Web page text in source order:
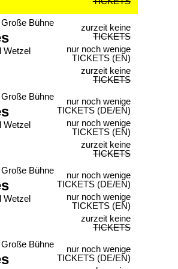
Große Bühne
Wetzel
zurzeit keine
TICKETS
nur noch wenige
TICKETS (EN)
zurzeit keine
TICKETS
Große Bühne
Wetzel
nur noch wenige
TICKETS (DE/EN)
nur noch wenige
TICKETS (EN)
zurzeit keine
TICKETS
Große Bühne
Wetzel
nur noch wenige
TICKETS (DE/EN)
nur noch wenige
TICKETS (EN)
zurzeit keine
TICKETS
Große Bühne
nur noch wenige
TICKETS (DE/EN)